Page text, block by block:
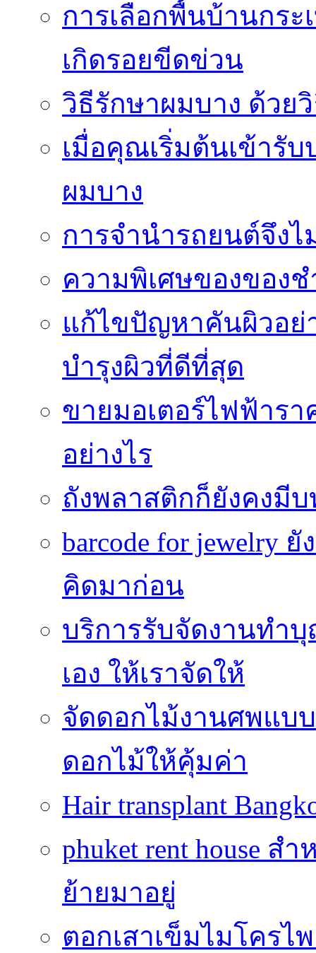
การเลือกพื้นบ้านกร
เกิดรอยขีดข่วน
วิธีรักษาผมบาง ด้วย
เมื่อคุณเริ่มต้นเข้ารั
ผมบาง
การจำนำรถยนต์จึงไ
ความพิเศษของของ
แก้ไขปัญหาคันผิวอ
บำรุงผิวที่ดีที่สุด
ขายมอเตอร์ไฟฟ้าร
อย่างไร
ถังพลาสติกก็ยังคงมี
barcode for jewelry
คิดมาก่อน
บริการรับจัดงานทำ
เอง ให้เราจัดให้
จัดดอกไม้งานศพแบ
ดอกไม้ให้คุ้มค่า
Hair transplant
phuket rent house
ย้ายมาอยู่
ตอกเสาเข็มไมโคร